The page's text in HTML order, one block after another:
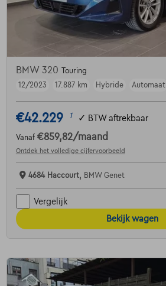
BMW 320
Touring
12/2023
17.887 km Hybride Automaat
€42.229 1 ✓ BTW aftrekbaar
Vanaf €859,82/maand
Ontdek het volledige cijfervoorbeeld
4684 Haccourt, BMW Genet
Vergelijk
Bekijk wagen